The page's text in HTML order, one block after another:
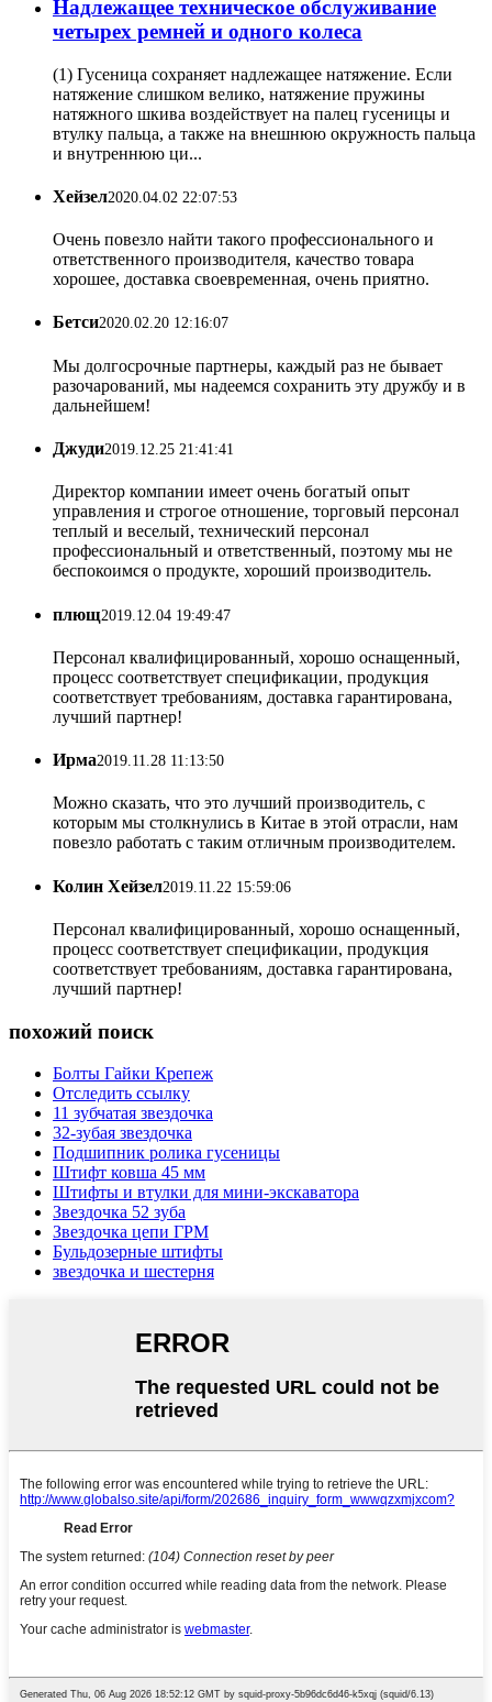
Надлежащее техническое обслуживание
четырех ремней и одного колеса
(1) Гусеница сохраняет надлежащее натяжение. Если
натяжение слишком велико, натяжение пружины
натяжного шкива воздействует на палец гусеницы и
втулку пальца, а также на внешнюю окружность пальца
и внутреннюю ци...
Хейзел2020.04.02 22:07:53
Очень повезло найти такого профессионального и
ответственного производителя, качество товара
хорошее, доставка своевременная, очень приятно.
Бетси2020.02.20 12:16:07
Мы долгосрочные партнеры, каждый раз не бывает
разочарований, мы надеемся сохранить эту дружбу и в
дальнейшем!
Джуди2019.12.25 21:41:41
Директор компании имеет очень богатый опыт
управления и строгое отношение, торговый персонал
теплый и веселый, технический персонал
профессиональный и ответственный, поэтому мы не
беспокоимся о продукте, хороший производитель.
плющ2019.12.04 19:49:47
Персонал квалифицированный, хорошо оснащенный,
процесс соответствует спецификации, продукция
соответствует требованиям, доставка гарантирована,
лучший партнер!
Ирма2019.11.28 11:13:50
Можно сказать, что это лучший производитель, с
которым мы столкнулись в Китае в этой отрасли, нам
повезло работать с таким отличным производителем.
Колин Хейзел2019.11.22 15:59:06
Персонал квалифицированный, хорошо оснащенный,
процесс соответствует спецификации, продукция
соответствует требованиям, доставка гарантирована,
лучший партнер!
похожий поиск
Болты Гайки Крепеж
Отследить ссылку
11 зубчатая звездочка
32-зубая звездочка
Подшипник ролика гусеницы
Штифт ковша 45 мм
Штифты и втулки для мини-экскаватора
Звездочка 52 зуба
Звездочка цепи ГРМ
Бульдозерные штифты
звездочка и шестерня